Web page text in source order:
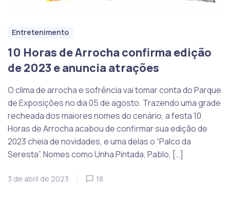
Entretenimento
10 Horas de Arrocha confirma edição
de 2023 e anuncia atrações
O clima de arrocha e sofrência vai tomar conta do Parque
de Exposições no dia 05 de agosto. Trazendo uma grade
recheada dos maiores nomes do cenário, a festa 10
Horas de Arrocha acabou de confirmar sua edição de
2023 cheia de novidades, e uma delas o “Palco da
Seresta”. Nomes como Unha Pintada, Pablo, […]
3 de abril de 2023 18